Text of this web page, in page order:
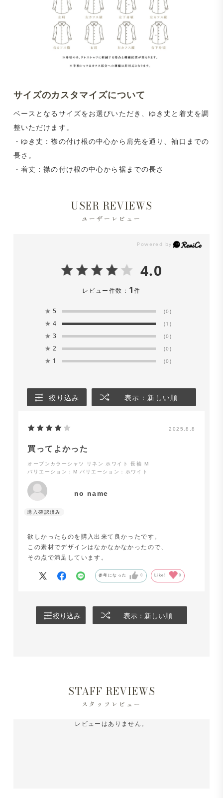
サイズのカスタマイズについて
ベースとなるサイズをお選びいただき、ゆき丈と着丈を調
整いただけます。
・ゆき丈：襟の付け根の中心から肩先を通り、袖口までの
長さ。
・着丈：襟の付け根の中心から裾までの長さ
USER REVIEWS
ユーザーレビュー
4.0
レビュー件数： 1件
★ 5 (0)
★ 4 (1)
★ 3 (0)
★ 2 (0)
★ 1 (0)
絞り込み 表示：新しい順
2025.8.8
買ってよかった
オープンカラーシャツ リネン ホワイト 長袖 M
バリエーション：M バリエーション：ホワイト
no name
欲しかったものを購入出来て良かったです。
この素材でデザインはなかなかなかったので、
その点で満足しています。
参考になった 0 Like! 0
絞り込み 表示：新しい順
STAFF REVIEWS
スタッフレビュー
レビューはありません。